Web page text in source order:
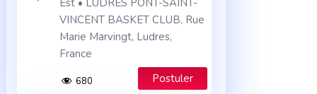
Est • LUDRES PONT-SAINT-
VINCENT BASKET CLUB, Rue
Marie Marvingt, Ludres,
France
680 Postuler